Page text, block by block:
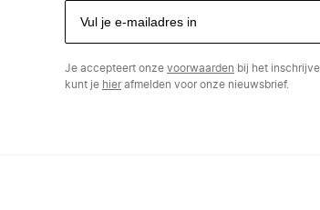
Je accepteert onze voorwaarden bij het
kunt je hierafmelden voor onze nieuwsbrief.